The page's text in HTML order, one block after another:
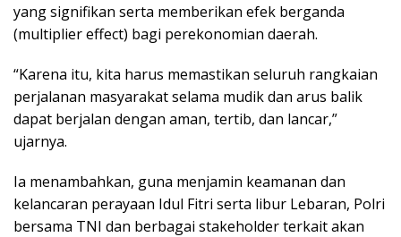
yang signifikan serta memberikan efek berganda
(multiplier effect) bagi perekonomian daerah.
“Karena itu, kita harus memastikan seluruh rangkaian
perjalanan masyarakat selama mudik dan arus balik
dapat berjalan dengan aman, tertib, dan lancar,”
ujarnya.
Ia menambahkan, guna menjamin keamanan dan
kelancaran perayaan Idul Fitri serta libur Lebaran, Polri
bersama TNI dan berbagai stakeholder terkait akan